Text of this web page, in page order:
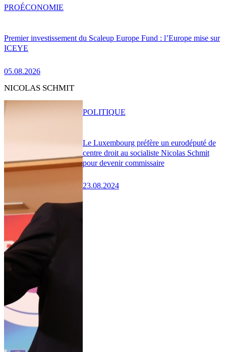
Premier investissement du Scaleup Europe Fund : l’Europe mise sur
ICEYE
05.08.2026
PROÉCONOMIE
NICOLAS SCHMIT
Le Luxembourg préfère un eurodéputé de
centre droit au socialiste Nicolas Schmit
pour devenir commissaire
23.08.2024
POLITIQUE